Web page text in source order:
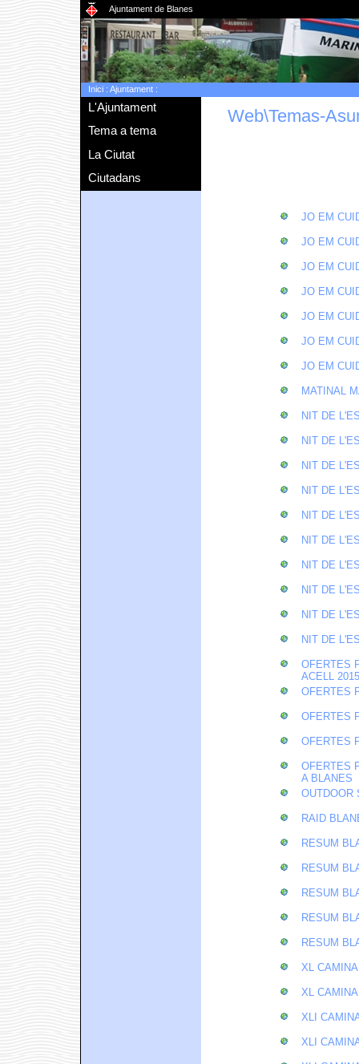
Ajuntament de Blanes
Inici: Ajuntament:
L'Ajuntament
Tema a tema
La Ciutat
Ciutadans
Web\Temas-
JO EM
JO EM
JO EM
JO EM
JO EM
JO EM
JO EM
MATINAL
NIT DE
NIT DE
NIT DE
NIT DE
NIT DE
NIT DE
NIT DE
NIT DE
NIT DE
NIT DE
OFERTES
ACELL 2015
OFERTES
OFERTES
OFERTES
OFERTES
A BLANES
OUTDOOR
RAID
RESUM
RESUM
RESUM
RESUM
RESUM
XL
XL
XLI
XLI